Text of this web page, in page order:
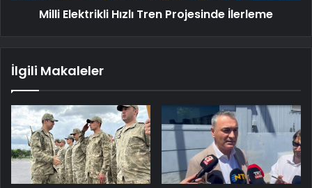
Milli Elektrikli Hızlı Tren Projesinde İlerleme
İlgili Makaleler